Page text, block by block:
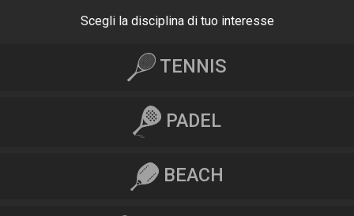
Scegli la disciplina di tuo interesse
TENNIS
PADEL
BEACH